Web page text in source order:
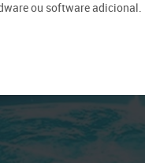
ou software adicional.